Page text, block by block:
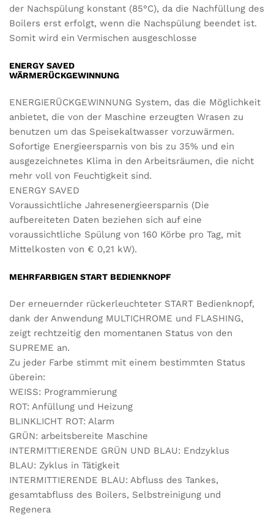
der Nachspülung konstant (85°C), da die Nachfüllung des
Boilers erst erfolgt, wenn die Nachspülung beendet ist.
Somit wird ein Vermischen ausgeschlosse
ENERGY SAVED
WÄRMERÜCKGEWINNUNG
ENERGIERÜCKGEWINNUNG System, das die Möglichkeit
anbietet, die von der Maschine erzeugten Wrasen zu
benutzen um das Speisekaltwasser vorzuwärmen.
Sofortige Energieersparnis von bis zu 35% und ein
ausgezeichnetes Klima in den Arbeitsräumen, die nicht
mehr voll von Feuchtigkeit sind.
ENERGY SAVED
Voraussichtliche Jahresenergieersparnis (Die
aufbereiteten Daten beziehen sich auf eine
voraussichtliche Spülung von 160 Körbe pro Tag, mit
Mittelkosten von € 0,21 kW).
MEHRFARBIGEN START BEDIENKNOPF
Der erneuernder rückerleuchteter START Bedienknopf,
dank der Anwendung MULTICHROME und FLASHING,
zeigt rechtzeitig den momentanen Status von den
SUPREME an.
Zu jeder Farbe stimmt mit einem bestimmten Status
überein:
WEISS: Programmierung
ROT: Anfüllung und Heizung
BLINKLICHT ROT: Alarm
GRÜN: arbeitsbereite Maschine
INTERMITTIERENDE GRÜN UND BLAU: Endzyklus
BLAU: Zyklus in Tätigkeit
INTERMITTIERENDE BLAU: Abfluss des Tankes,
gesamtabfluss des Boilers, Selbstreinigung und
Regenera